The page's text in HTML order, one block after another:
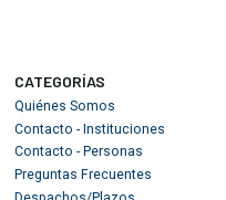
CATEGORÍAS
Quiénes Somos
Contacto - Instituciones
Contacto - Personas
Preguntas Frecuentes